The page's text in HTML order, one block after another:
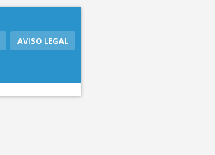
AVISO LEGAL